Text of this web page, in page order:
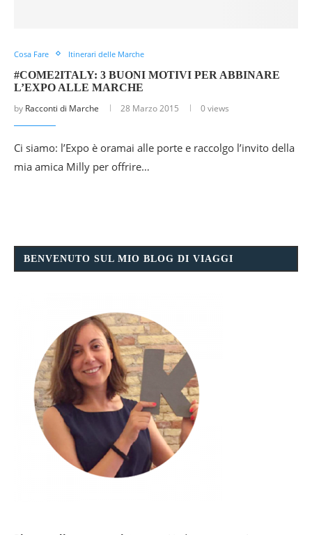
Cosa Fare Itinerari delle Marche
#COME2ITALY: 3 BUONI MOTIVI PER ABBINARE
L’EXPO ALLE MARCHE
by Racconti di Marche 28 Marzo 2015 0 views
Ci siamo: l’Expo è oramai alle porte e raccolgo l’invito della
mia amica Milly per offrire…
BENVENUTO SUL MIO BLOG DI VIAGGI